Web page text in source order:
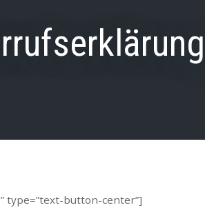
type=”text-button-center”]